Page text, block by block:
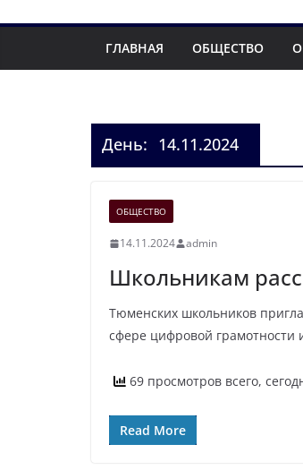
ГЛАВНАЯ ОБЩЕСТВО
День: 14.11.2024
ОБЩЕСТВО
14.11.2024 admin
Школьникам
Тюменских школьников
сфере цифровой грамотности
69 просмотров всего,
Read More